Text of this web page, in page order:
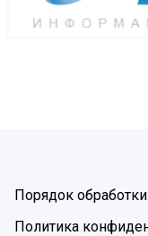
Порядок
Политика